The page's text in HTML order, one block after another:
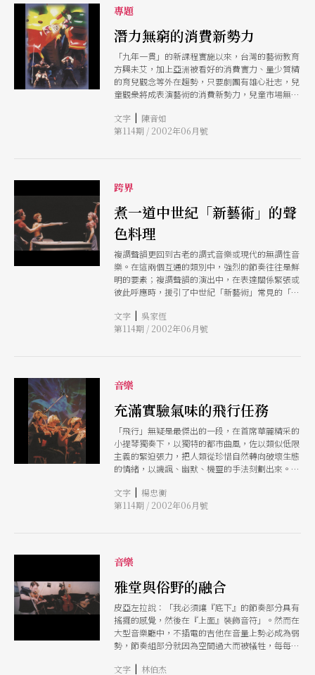
專題
潛力無窮的消費新勢力
「九年一貫」的新課程實施以來，台灣的藝術教育
方興未艾，加上亞洲被看好的消費實力、量少質精
的育兒觀念等外在趨勢，只要劇團有雄心壯志，兒
童觀衆將成表演藝術的消費新勢力，兒童市場無可
文字 | 陳音如
第114期 / 2002年06月號
跨界
煮一道中世紀「新藝術」的聲
色料理
複調聲韻更回到古老的調式音樂或現代的無調性音
樂。在這兩個互通的類別中，強烈的節奏往往是鮮
明的要素；複調聲韻的演出中，在表達關係緊張或
彼此呼應時，援引了中世紀「新藝術」常見的「打
中描繪戰爭場面時，以p、b、t、d這類子音快速
連綴，模擬鼓號齊鳴的效果。
文字 | 吳家恆
第114期 / 2002年06月號
音樂
充滿實驗氣味的飛行任務
「飛行」無疑是最傑出的一段，在首席華麗精采的
小提琴獨奏下，以獨特的都市曲風，佐以類似低限
主義的緊迫張力，把人類從珍惜自然轉向破壞生態
的情緒，以譏諷、幽默、機靈的手法刻劃出來。個
文字 | 楊忠衡
第114期 / 2002年06月號
音樂
雅堂與俗野的融合
皮亞左拉說：「我必須讓『底下』的節奏部分具有
搖擺的感覺，然後在『上面』裝飾音符」。然而在
大型音樂廳中，不插電的吉他在音量上勢必成為弱
勢，節奏組部分就因為空間過大而被犠牲，每每在
探戈音樂中最基本的舞蹈感覺。I
文字 | 林伯杰